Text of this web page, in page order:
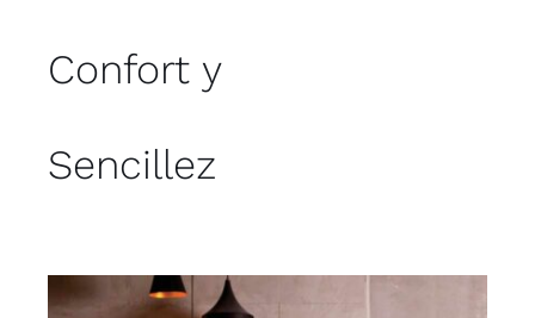
Confort y
Sencillez